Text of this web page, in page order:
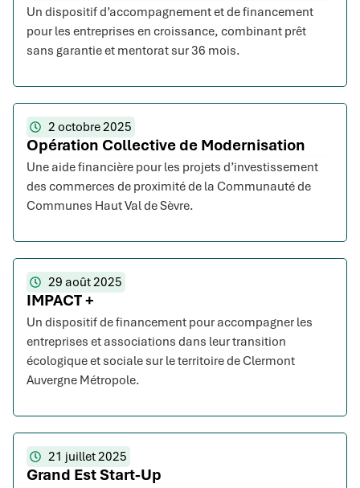
Un dispositif d’accompagnement et de financement
pour les entreprises en croissance, combinant prêt
sans garantie et mentorat sur 36 mois.
2 octobre 2025
Opération Collective de Modernisation
Une aide financière pour les projets d’investissement
des commerces de proximité de la Communauté de
Communes Haut Val de Sèvre.
29 août 2025
IMPACT +
Un dispositif de financement pour accompagner les
entreprises et associations dans leur transition
écologique et sociale sur le territoire de Clermont
Auvergne Métropole.
21 juillet 2025
Grand Est Start-Up